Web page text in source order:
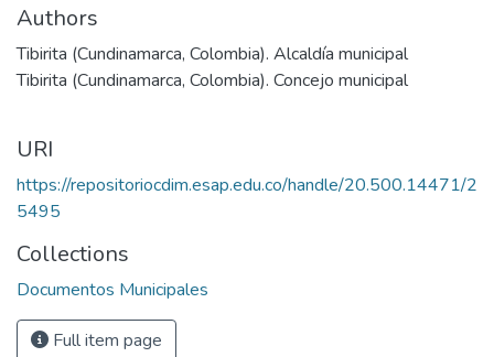
Authors
Tibirita (Cundinamarca, Colombia). Alcaldía municipal
Tibirita (Cundinamarca, Colombia). Concejo municipal
URI
https://repositoriocdim.esap.edu.co/handle/20.500.14471/2
5495
Collections
Documentos Municipales
Full item page